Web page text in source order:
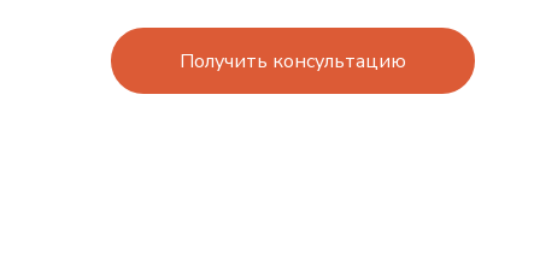
Получить консультацию